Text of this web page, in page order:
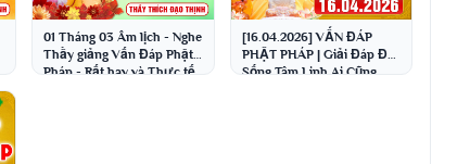
01 Tháng 03 Âm lịch - Nghe
Thầy giảng Vấn Đáp Phật
Pháp - Rất hay và Thực tế
[16.04.2026] VẤN ĐÁP
PHẬT PHÁP | Giải Đáp Đời
Sống Tâm Linh Ai Cũng